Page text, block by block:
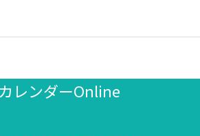
レンダーOnline